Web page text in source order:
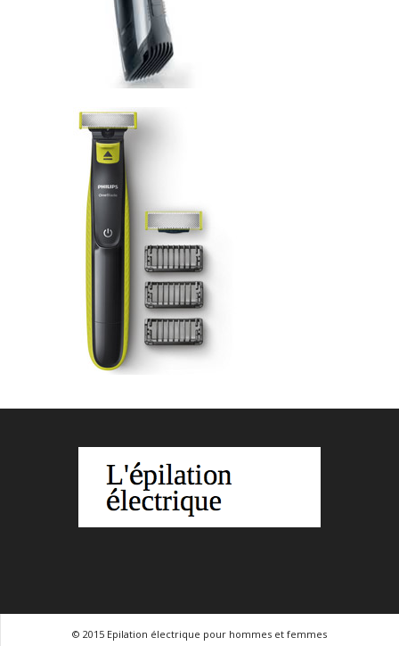
© 2015 Epilation électrique pour hommes et femmes